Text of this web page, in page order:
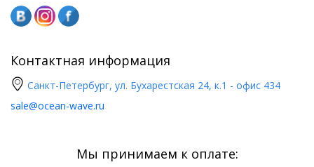
Контактная информация
Санкт-Петербург, ул. Бухарестская 24, к.1 - офис 434
sale@ocean-wave.ru
Мы принимаем к оплате: